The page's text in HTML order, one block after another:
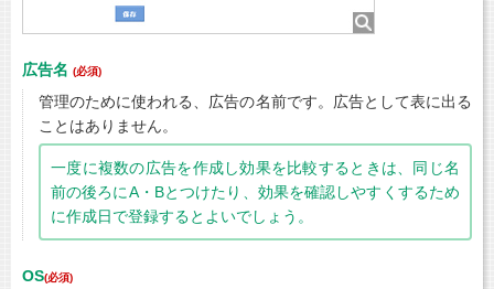
広告名 (必須)
管理のために使われる、広告の名前です。広告として表に出る
ことはありません。
一度に複数の広告を作成し効果を比較するときは、同じ名
前の後ろにA・Bとつけたり、効果を確認しやすくするため
に作成日で登録するとよいでしょう。
OS(必須)